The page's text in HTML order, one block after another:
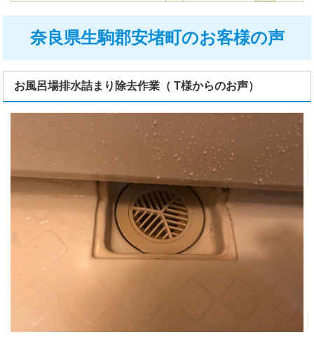
奈良県生駒郡安堵町のお客様の声
お風呂場排水詰まり除去作業（ T様からのお声）